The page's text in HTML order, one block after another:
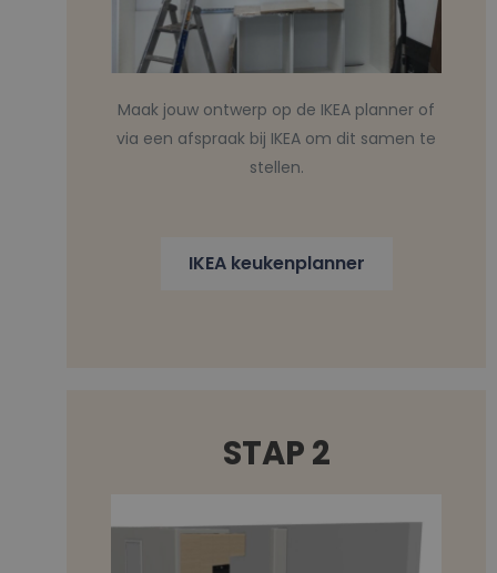
Maak jouw ontwerp op de IKEA planner of
via een afspraak bij IKEA om dit samen te
stellen.
IKEA keukenplanner
STAP 2